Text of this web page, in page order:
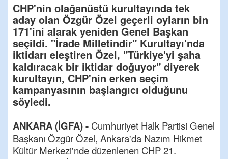
CHP'nin olağanüstü kurultayında tek
aday olan Özgür Özel geçerli oyların bin
171'ini alarak yeniden Genel Başkan
seçildi. "İrade Milletindir" Kurultayı'nda
iktidarı eleştiren Özel, "Türkiye'yi şaha
kaldıracak bir iktidar doğuyor" diyerek
kurultayın, CHP'nin erken seçim
kampanyasının başlangıcı olduğunu
söyledi.
ANKARA (İGFA) - Cumhuriyet Halk Partisi Genel
Başkanı Özgür Özel, Ankara'da Nazım Hikmet
Kültür Merkezi'nde düzenlenen CHP 21.